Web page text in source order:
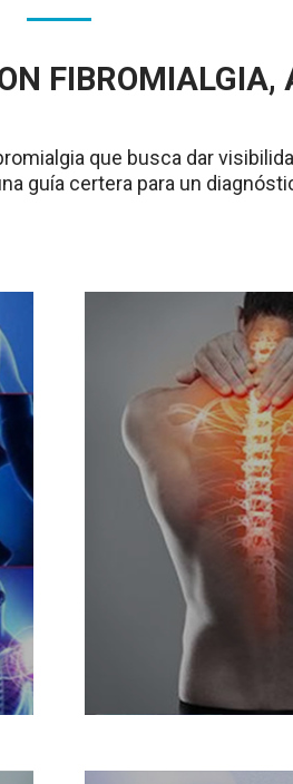
FIBROMIALGIA,
que busca dar
guía certera para un